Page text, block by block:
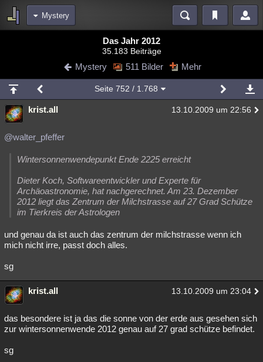
Mystery
Diskussionen Blogs Videos
Chat Wiki Neuigkeiten
meine Rubriken
Menschen Mystery Kriminalfälle
Spiritualität
Natur Umfragen Unterhaltung
weitere Rubriken
Philosophie Träume Orte Esoterik Literatur
Astronomie Helpdesk Gruppen
Musik Clash Verbesserungen Allmystery English
Lesenswert
Das Jahr 2012
35.183 Beiträge
Mystery 511 Bilder Mehr
Seite 752 / 1.768
krist.all 13.10.2009 um 22:56
@walter_pfeffer
Wintersonnenwendepunkt Ende 2225 erreicht
Dieter Koch, Softwareentwickler und Experte für
Archäoastronomie, hat nachgerechnet. Am 23. Dezember
2012 liegt das Zentrum der Milchstrasse auf 27 Grad Schütze
im Tierkreis der Astrologen
und genau da ist auch das zentrum der milchstrasse wenn ich
mich nicht irre, passt doch alles.
sg
krist.all 13.10.2009 um 23:04
das besondere ist ja das die sonne von der erde aus gesehen sich
zur wintersonnenwende 2012 genau auf 27 grad schütze befindet.
sg